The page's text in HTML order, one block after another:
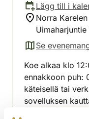
Lägg till i
Norra
Uimaharjuntie
Se
(avautuu uuteen
Koe alkaa klo
ennakkoon puh:
käteisellä tai
sovelluksen